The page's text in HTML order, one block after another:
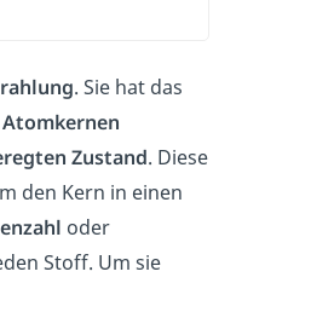
. Sie hat das
Atomkernen
Zustand. Diese
den Kern in einen
oder
Stoff. Um sie